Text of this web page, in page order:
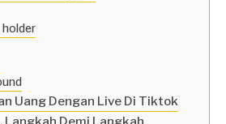
holder
Uang Dengan Live Di Tiktok
Langkah Demi Langkah